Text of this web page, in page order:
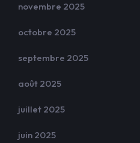
novembre 2025
octobre 2025
septembre 2025
août 2025
juillet 2025
juin 2025